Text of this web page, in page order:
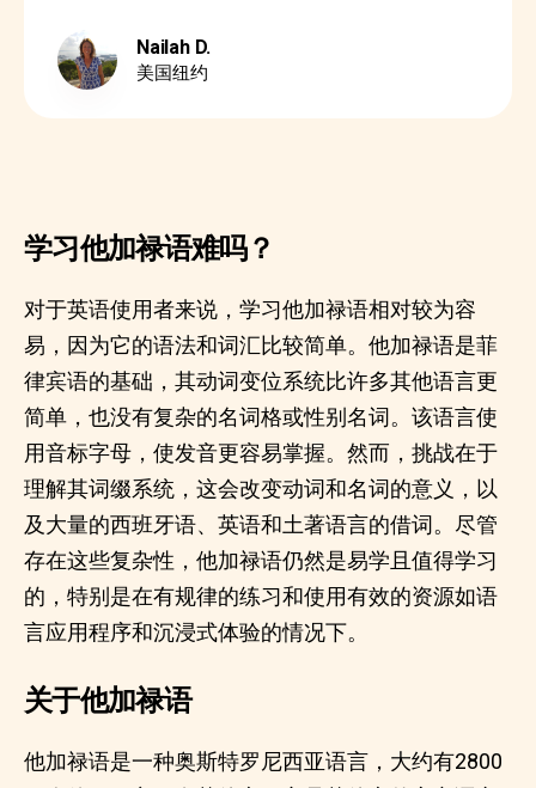
Nailah D.
美国纽约
学习他加禄语难吗？
对于英语使用者来说，学习他加禄语相对较为容
易，因为它的语法和词汇比较简单。他加禄语是菲
律宾语的基础，其动词变位系统比许多其他语言更
简单，也没有复杂的名词格或性别名词。该语言使
用音标字母，使发音更容易掌握。然而，挑战在于
理解其词缀系统，这会改变动词和名词的意义，以
及大量的西班牙语、英语和土著语言的借词。尽管
存在这些复杂性，他加禄语仍然是易学且值得学习
的，特别是在有规律的练习和使用有效的资源如语
言应用程序和沉浸式体验的情况下。
关于他加禄语
他加禄语是一种奥斯特罗尼西亚语言，大约有2800